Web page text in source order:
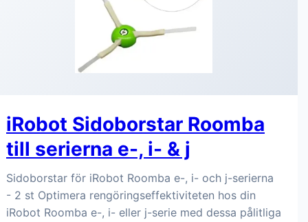
iRobot Sidoborstar Roomba
till serierna e-, i- & j
Sidoborstar för iRobot Roomba e-, i- och j-serierna
- 2 st Optimera rengöringseffektiviteten hos din
iRobot Roomba e-, i- eller j-serie med dessa pålitliga